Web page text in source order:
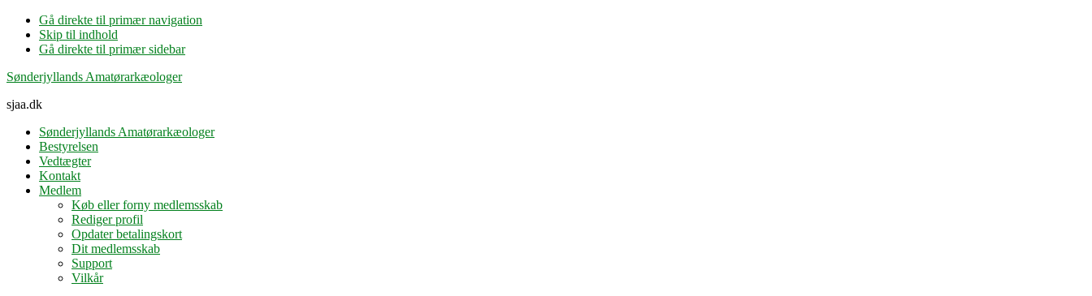
Gå direkte til primær navigation
Skip til indhold
Gå direkte til primær sidebar
Sønderjyllands Amatørarkæologer
sjaa.dk
Sønderjyllands Amatørarkæologer
Bestyrelsen
Vedtægter
Kontakt
Medlem
Køb eller forny medlemsskab
Rediger profil
Opdater betalingskort
Dit medlemsskab
Support
Vilkår